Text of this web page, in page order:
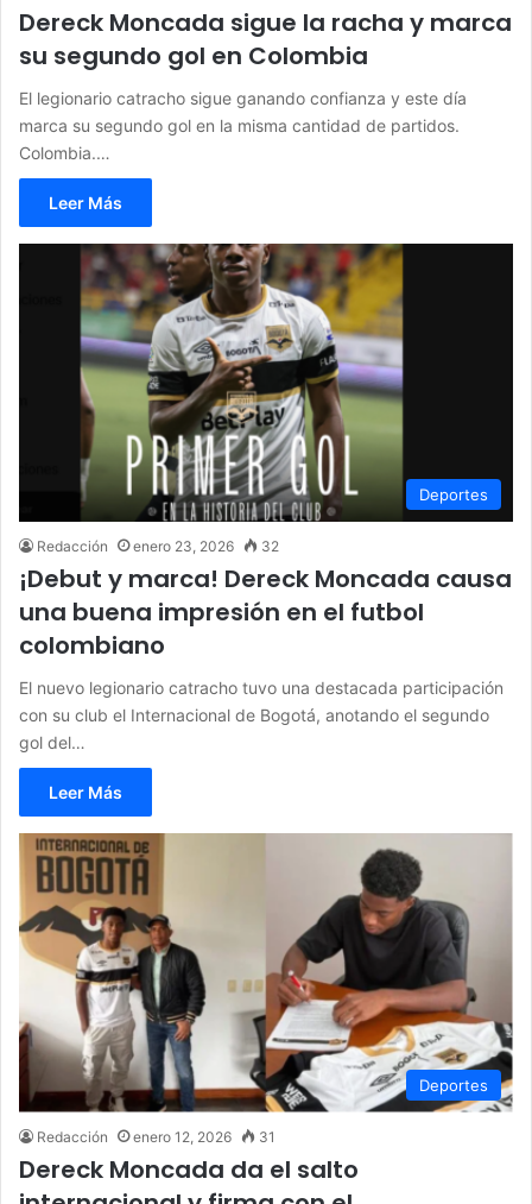
Dereck Moncada sigue la racha y marca
su segundo gol en Colombia
El legionario catracho sigue ganando confianza y este día
marca su segundo gol en la misma cantidad de partidos.
Colombia.…
Leer Más
Deportes
Redacción enero 23, 2026 32
¡Debut y marca! Dereck Moncada causa
una buena impresión en el futbol
colombiano
El nuevo legionario catracho tuvo una destacada participación
con su club el Internacional de Bogotá, anotando el segundo
gol del…
Leer Más
Deportes
Redacción enero 12, 2026 31
Dereck Moncada da el salto